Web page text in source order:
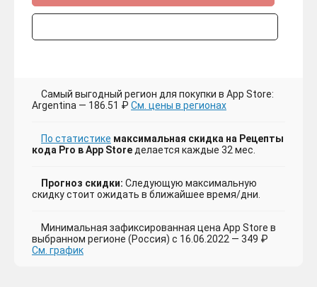
Самый выгодный регион для покупки в App Store:
Argentina — 186.51 ₽ См. цены в регионах
По статистике максимальная скидка на Рецепты
кода Pro в App Storeделается каждые 32 мес.
Прогноз скидки: Следующую максимальную
скидку стоит ожидать в ближайшее время/дни.
Минимальная зафиксированная цена App Store в
выбранном регионе (Россия) с 16.06.2022 — 349 ₽
См. график